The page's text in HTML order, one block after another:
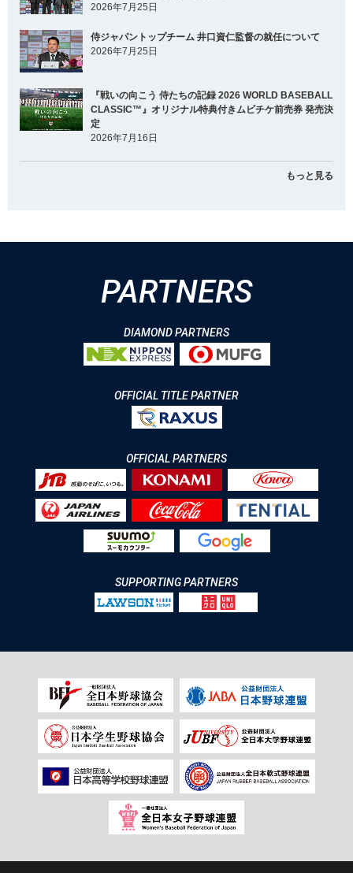
2026年7月25日
侍ジャパントップチーム 井口資仁監督の就任について
2026年7月25日
『戦いの向こう 侍たちの記録 2026 WORLD BASEBALL
CLASSIC™』オリジナル特典付きムビチケ前売券 発売決
定
2026年7月16日
もっと見る
PARTNERS
DIAMOND PARTNERS
OFFICIAL TITLE PARTNER
OFFICIAL PARTNERS
SUPPORTING PARTNERS